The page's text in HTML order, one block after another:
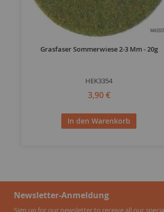
Grasfaser Sommerwiese 2-3 Mm - 20g
HEK3354
3,90 €
In den Warenkorb
Newsletter-Anmeldung
Sign up for our newsletter to receive all our